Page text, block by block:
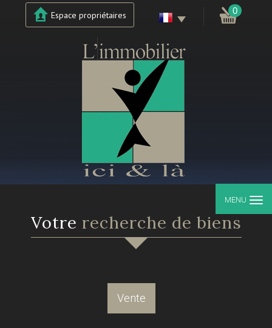
Espace propriétaires 0
MENU
votre recherche de biens
Vente